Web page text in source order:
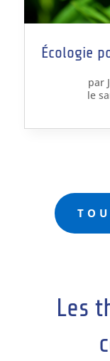
Écologie
par
le
Les